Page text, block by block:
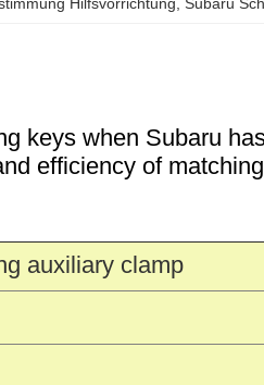
keys when Subaru
efficiency of
auxiliary clamp